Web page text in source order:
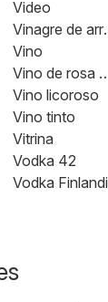
Video
Vino
Vino de
Vino licoroso
Vino tinto
Vitrina
Vodka 42
Vodka